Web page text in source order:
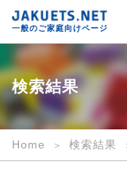
｜
一
般
ご
庭
一般のご家庭向けページ
検索結果
Home 検索結果